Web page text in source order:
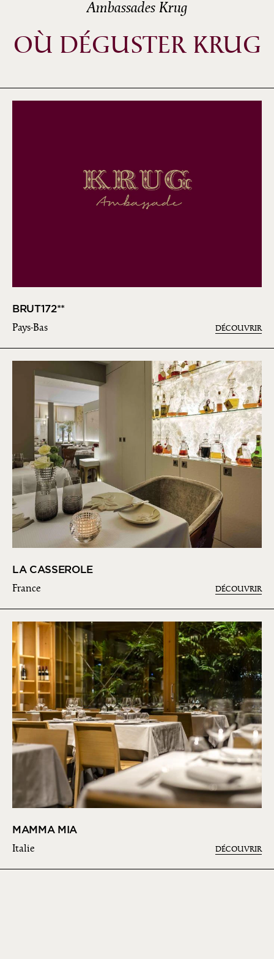
Ambassades Krug
OÙ DÉGUSTER KRUG
BRUT172**
Pays-Bas DÉCOUVRIR
LA CASSEROLE
France DÉCOUVRIR
MAMMA MIA
Italie DÉCOUVRIR